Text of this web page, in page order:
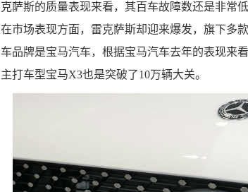
克萨斯的质量表现来看，其百车故障数还是非常
在市场表现方面，雷克萨斯却迎来爆发，旗下多
车品牌是宝马汽车，根据宝马汽车去年的表现来
主打车型宝马X3也是突破了10万辆大关。